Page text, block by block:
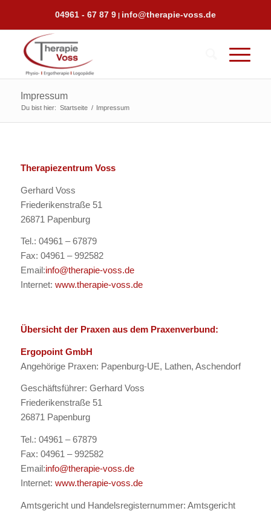
04961 - 67 87 9| info@therapie-voss.de
Impressum
Du bist hier: Startseite / Impressum
Therapiezentrum Voss
Gerhard Voss
Friederikenstraße 51
26871 Papenburg
Tel.: 04961 – 67879
Fax: 04961 – 992582
Email:info@therapie-voss.de
Internet: www.therapie-voss.de
Übersicht der Praxen aus dem Praxenverbund:
Ergopoint GmbH
Angehörige Praxen: Papenburg-UE, Lathen, Aschendorf
Geschäftsführer: Gerhard Voss
Friederikenstraße 51
26871 Papenburg
Tel.: 04961 – 67879
Fax: 04961 – 992582
Email:info@therapie-voss.de
Internet: www.therapie-voss.de
Amtsgericht und Handelsregisternummer: Amtsgericht